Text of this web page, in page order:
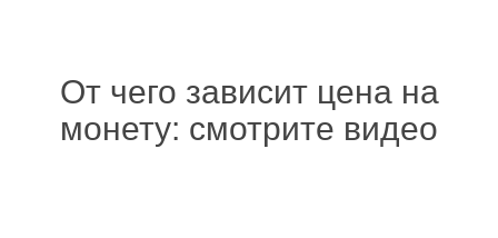
От чего зависит цена на
монету: смотрите видео